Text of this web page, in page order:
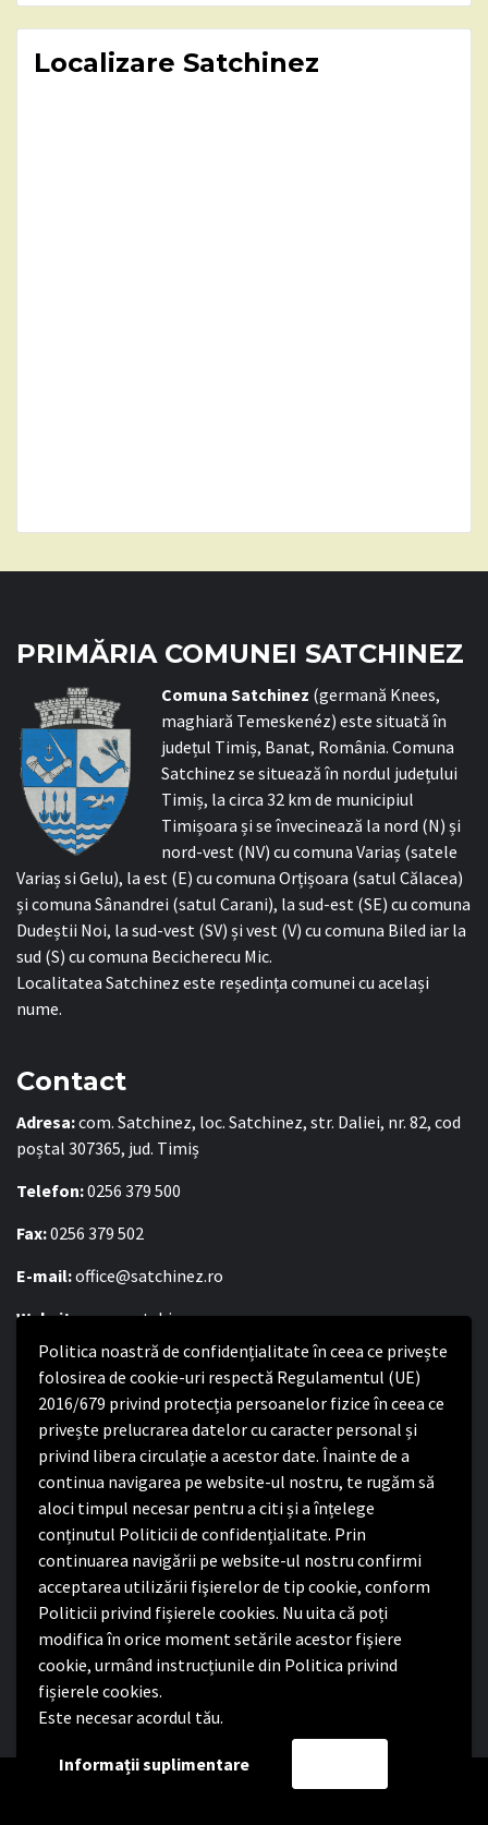
Politica noastră de confidențialitate în ceea ce privește
folosirea de cookie-uri respectă Regulamentul (UE)
2016/679 privind protecția persoanelor fizice în ceea ce
privește prelucrarea datelor cu caracter personal și
privind libera circulație a acestor date. Înainte de a
continua navigarea pe website-ul nostru, te rugăm să
aloci timpul necesar pentru a citi și a înțelege
conținutul Politicii de confidențialitate. Prin
continuarea navigării pe website-ul nostru confirmi
acceptarea utilizării fişierelor de tip cookie, conform
Politicii privind fișierele cookies. Nu uita că poți
modifica în orice moment setările acestor fişiere
cookie, urmând instrucțiunile din Politica privind
fișierele cookies.
Este necesar acordul tău.
Informații suplimentare
Localizare Satchinez
PRIMĂRIA COMUNEI SATCHINEZ
Comuna Satchinez (germană Knees,
maghiară Temeskenéz) este situată în
județul Timiș, Banat, România. Comuna
Satchinez se situează în nordul județului
Timiș, la circa 32 km de municipiul
Timișoara și se învecinează la nord (N) și
nord-vest (NV) cu comuna Variaș (satele
Variaș si Gelu), la est (E) cu comuna Orțișoara (satul Călacea)
și comuna Sânandrei (satul Carani), la sud-est (SE) cu comuna
Dudeștii Noi, la sud-vest (SV) și vest (V) cu comuna Biled iar la
sud (S) cu comuna Becicherecu Mic.
Localitatea Satchinez este reședința comunei cu același
nume.
Contact
Adresa:com. Satchinez, loc. Satchinez, str. Daliei, nr. 82, cod
poștal 307365, jud. Timiș
Telefon:0256 379 500
Fax:0256 379 502
E-mail:office@satchinez.ro
Website:www.satchinez.ro
Program cu publicul:
Luni – Joi:8:00-16:30
Vineri:8:00 – 14:00
Politica de confidențialitate
Politica de confidențialitate
Nota de informare privind implementarea Regulamentului
(UE) 2016/679
Termeni și condiții de utilizare website
Copyright Primăria Comunei Satchinez